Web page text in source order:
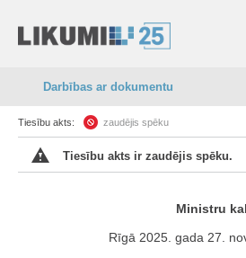
Darbības ar dokumentu
Tiesību akts: zaudējis spēku
Tiesību akts ir zaudējis spēku.
Ministru
Rīgā 2025. gada 27.